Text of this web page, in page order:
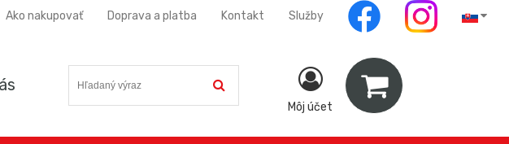
Ako nakupovať Doprava a platba Kontakt Služby
Môj účet